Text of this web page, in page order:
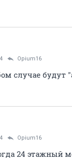
Opium16
случае будут
Opium16
24 этажный